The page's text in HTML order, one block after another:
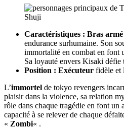
Caractéristiques : Bras armé
endurance surhumaine. Son
immortalité en combat en font
Sa loyauté envers Kisaki défie
Position : Exécuteur fidèle et
L’immortel de tokyo revengers
plaisir dans la violence, sa relation
rôle dans chaque tragédie en font un
capacité à se relever de chaque
« Zombi« .